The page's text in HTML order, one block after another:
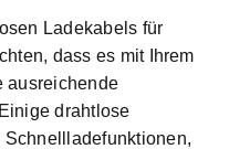
Ladekabels für
dass es mit Ihrem
ausreichende
drahtlose
Schnellladefunktionen,